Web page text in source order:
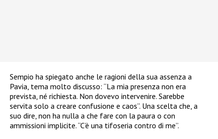
Sempio ha spiegato anche le ragioni della sua assenza a
Pavia, tema molto discusso: “La mia presenza non era
prevista, né richiesta. Non dovevo intervenire. Sarebbe
servita solo a creare confusione e caos”. Una scelta che, a
suo dire, non ha nulla a che fare con la paura o con
ammissioni implicite. “C’è una tifoseria contro di me”.